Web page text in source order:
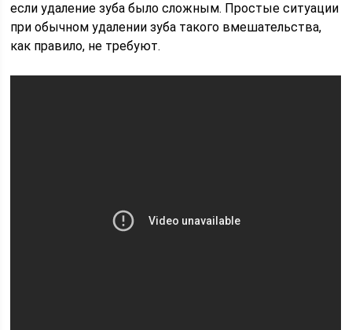
если удаление зуба было сложным. Простые ситуации
при обычном удалении зуба такого вмешательства,
как правило, не требуют.